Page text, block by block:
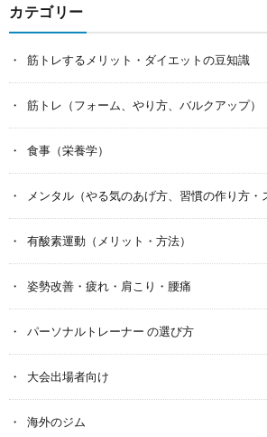
カテゴリー
筋トレするメリット・ダイエットの豆知識
筋トレ（フォーム、やり方、バルクアップ）
食事（栄養学）
メンタル（やる気のあげ方、習慣の作り方・
有酸素運動（メリット・方法）
姿勢改善・疲れ・肩こり・腰痛
パーソナルトレーナー の選び方
大会出場者向け
海外のジム